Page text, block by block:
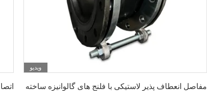
ویدیو
مفاصل انعطاف پذیر لاستیکی با فلنج های گالوانیزه ساخته